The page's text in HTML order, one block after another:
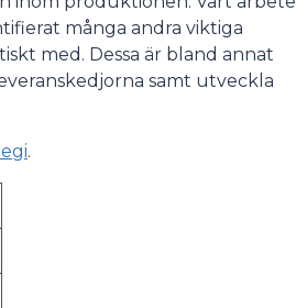
många andra viktiga
med. Dessa är bland annat
samt utveckla
.